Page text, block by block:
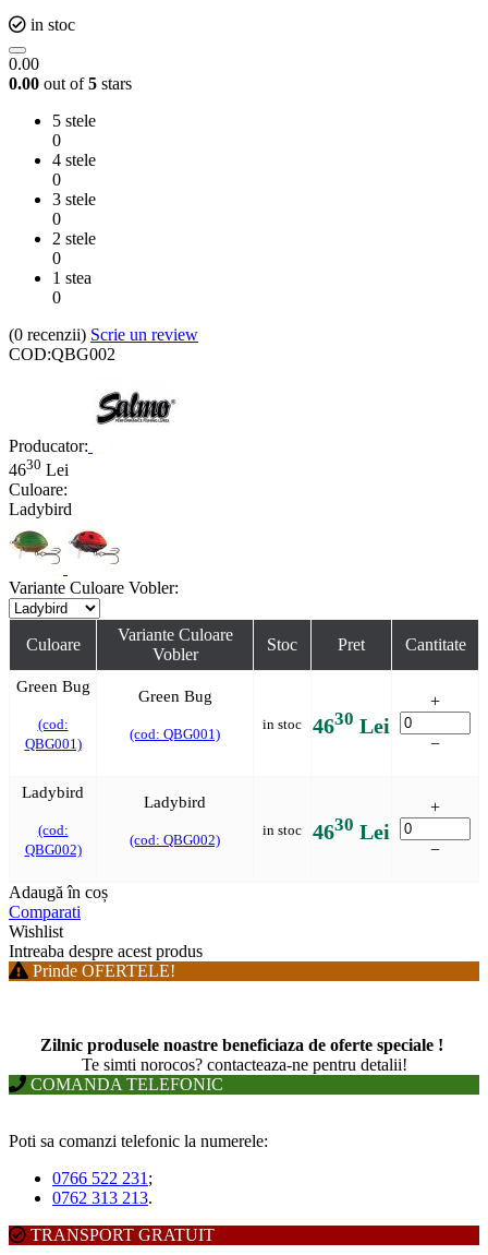
in stoc
0.00
0.00 out of5 stars
5 stele
0
4 stele
0
3 stele
0
2 stele
0
1 stea
0
(0 recenzii) Scrie un review
COD:QBG002
Producator:
4630 Lei
Culoare:
Ladybird
Variante Culoare Vobler:
Culoare
Variante Culoare
Vobler
Stoc Pret Cantitate
Green Bug
(cod:
QBG001)
Green Bug
(cod: QBG001)
in stoc 4630 Lei
+
−
Ladybird
(cod:
QBG002)
Ladybird
(cod: QBG002)
in stoc 4630 Lei
+
−
Adaugă în coș
Comparati
Wishlist
Intreaba despre acest produs
Prinde OFERTELE!
Zilnic produsele noastre beneficiaza de oferte speciale !
Te simti norocos? contacteaza-ne pentru detalii!
COMANDA TELEFONIC
Poti sa comanzi telefonic la numerele:
0766 522 231 ;
0762 313 213.
TRANSPORT GRATUIT